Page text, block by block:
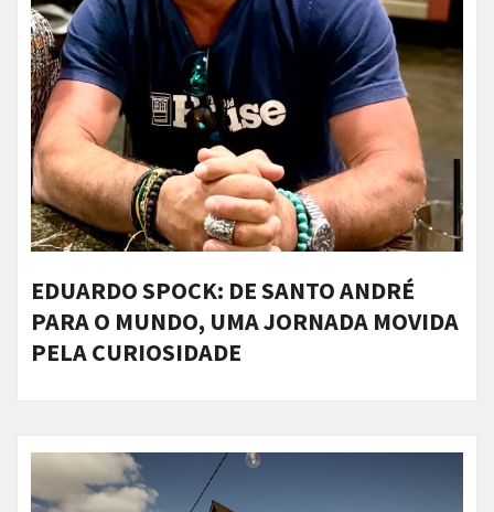
EDUARDO SPOCK: DE SANTO ANDRÉ
PARA O MUNDO, UMA JORNADA MOVIDA
PELA CURIOSIDADE